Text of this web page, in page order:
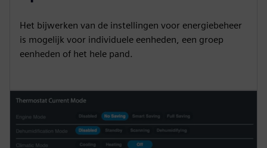
Het bijwerken van de instellingen voor energiebeheer
is mogelijk voor individuele eenheden, een groep
eenheden of het hele pand.